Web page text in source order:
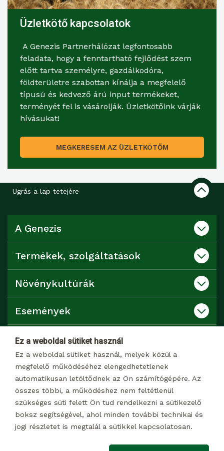
Ez a weboldal sütiket használ
Ez a weboldal sütiket használ, melyek közül a
megfelelő működéséhez elengedhetetlenek
automatikusan letöltődnek az Ön számítógépére. Az
összes többi, a működéshez nem feltétlenül
szükséges süti felett Ön tud rendelkezni a sütikezelő
boksz segítségével, ahol minden további technikai és
jogi részletet is megtalál a sütikkel kapcsolatosan.
Üzletkötő kapcsolatok
A Genezis Partnerhálózat legfontosabb
feladata, hogy a fenntartható fejlődést szem
előtt tartva személyre, gazdálkodóra,
földterületre szabottan kínálja a megfelelő
típusú és kedvező árú input termékeket,
terményét fel is vásárolják. Üzletkötőink várják
hívásukat!
MEGKERESEM AZ ÜZLETKÖTŐM
Ugrás a lap tetejére
A Genezis
Termékek, szolgáltatások
Növénykultúrák
Események
Katalógusok
Kapcsolat
Dokumentumtár
© 2026 Minden jog fenntartva